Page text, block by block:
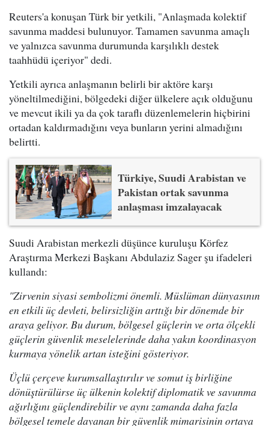
Reuters'a konuşan Türk bir yetkili, "Anlaşmada kolektif
savunma maddesi bulunuyor. Tamamen savunma amaçlı
ve yalnızca savunma durumunda karşılıklı destek
taahhüdü içeriyor" dedi.
Yetkili ayrıca anlaşmanın belirli bir aktöre karşı
yöneltilmediğini, bölgedeki diğer ülkelere açık olduğunu
ve mevcut ikili ya da çok taraflı düzenlemelerin hiçbirini
ortadan kaldırmadığını veya bunların yerini almadığını
belirtti.
Türkiye, Suudi Arabistan ve
Pakistan ortak savunma
anlaşması imzalayacak
Suudi Arabistan merkezli düşünce kuruluşu Körfez
Araştırma Merkezi Başkanı Abdulaziz Sager şu ifadeleri
kullandı:
"Zirvenin siyasi sembolizmi önemli. Müslüman dünyasının
en etkili üç devleti, belirsizliğin arttığı bir dönemde bir
araya geliyor. Bu durum, bölgesel güçlerin ve orta ölçekli
güçlerin güvenlik meselelerinde daha yakın koordinasyon
kurmaya yönelik artan isteğini gösteriyor.
Üçlü çerçeve kurumsallaştırılır ve somut iş birliğine
dönüştürülürse üç ülkenin kolektif diplomatik ve savunma
ağırlığını güçlendirebilir ve aynı zamanda daha fazla
bölgesel temele dayanan bir güvenlik mimarisinin ortaya